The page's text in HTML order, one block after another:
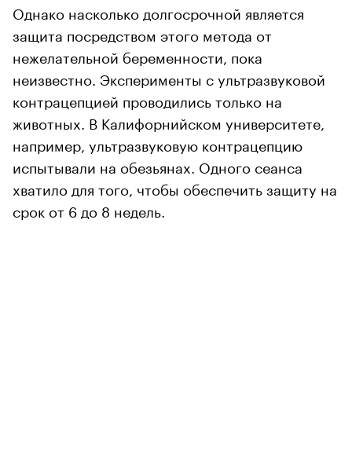
Однако насколько долгосрочной является
защита посредством этого метода от
нежелательной беременности, пока
неизвестно. Эксперименты с ультразвуковой
контрацепцией проводились только на
животных. В Калифорнийском университете,
например, ультразвуковую контрацепцию
испытывали на обезьянах. Одного сеанса
хватило для того, чтобы обеспечить защиту на
срок от 6 до 8 недель.